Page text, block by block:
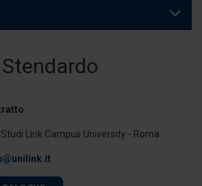
Link Campus University - Roma